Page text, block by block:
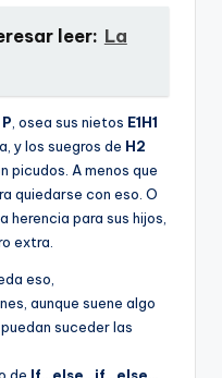
leer: La
P , osea sus nietos E1H1
y los suegros de H2
picudos. A menos que
quiedarse con eso. O
herencia para sus hijos,
extra.
eso,
aunque suene algo
suceder las
de If…else…if…else…